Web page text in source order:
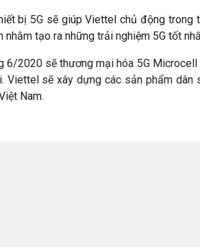
bị 5G sẽ giúp Viettel chủ động trong
tạo ra những trải nghiệm 5G tốt
6/2020 sẽ thương mại hóa 5G
Viettel sẽ xây dựng các sản phẩm dân
Nam.